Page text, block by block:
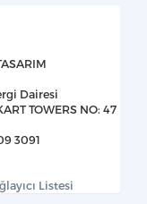
Dairesi
TOWERS NO: 47
3091
Listesi